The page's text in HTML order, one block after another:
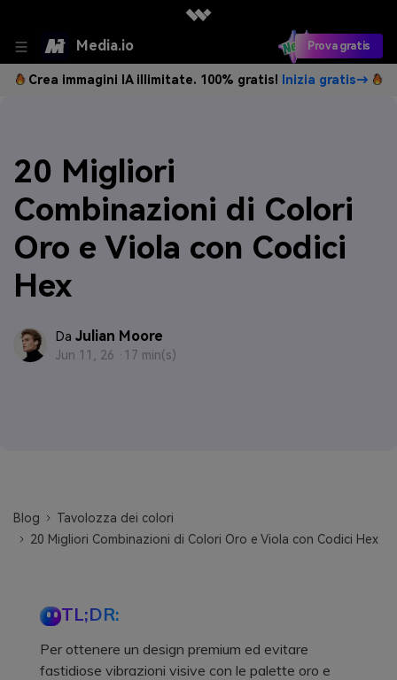
Media.io Prova gratis
Crea immagini IA illimitate. 100% gratis! Inizia gratis→
20 Migliori
Combinazioni di Colori
Oro e Viola con Codici
Hex
Da Julian Moore
Jun 11, 26 · 17 min(s)
Blog
Tavolozza dei colori
20 Migliori Combinazioni di Colori Oro e Viola con Codici Hex
TL;DR:
Per ottenere un design premium ed evitare
fastidiose vibrazioni visive con le palette oro e